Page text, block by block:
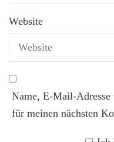
Website
Name, E-Mail-Adresse
für meinen nächsten